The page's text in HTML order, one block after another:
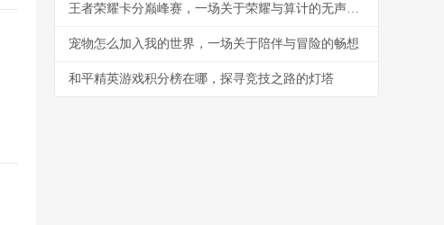
王者荣耀卡分巅峰赛，一场关于荣耀与算计的无声战争
宠物怎么加入我的世界，一场关于陪伴与冒险的畅想
和平精英游戏积分榜在哪，探寻竞技之路的灯塔